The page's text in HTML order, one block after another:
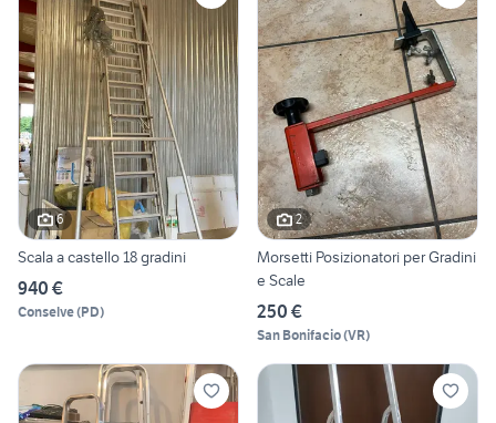
6
Scala a castello 18 gradini
940 €
Conselve(PD)
2
Morsetti Posizionatori per Gradini
e Scale
250 €
San Bonifacio(VR)